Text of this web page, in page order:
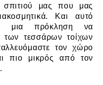
μας που μας
Και αυτό
μια πρόκληση να
των τεσσάρων τοίχων
τον χώρο
πιο μικρός από τον